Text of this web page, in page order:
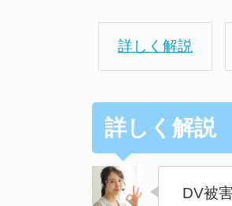
詳しく解説
詳しく解説
DV被